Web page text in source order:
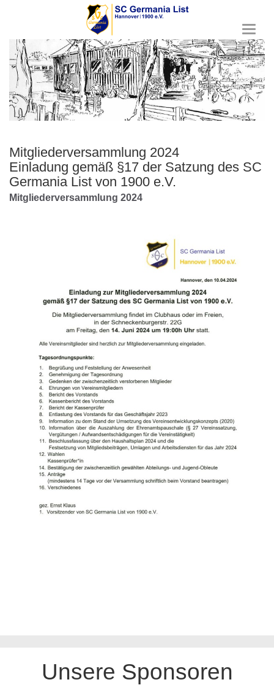
T
o
g
g
l
e
n
a
a
Mitgliederversammlung 2024
Einladung gemäß §17 der Satzung des SC
Germania List von 1900 e.V.
Mitgliederversammlung 2024
Unsere Sponsoren